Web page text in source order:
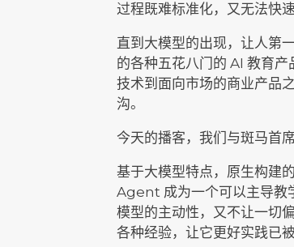
过程既难标准化，又无法快速
直到大模型的出现，让人第
的各种五花八门的 AI 教育
技术到面向市场的商业产品
沟。
今天的播客，我们与斑马首
基于大模型特点，原生构建
Agent 成为一个可以主导教
模型的主动性，又不让一切
各种经验，让它更好实践已